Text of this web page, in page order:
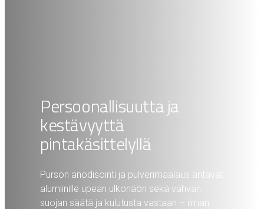
Persoonallisuutta ja
kestävyyttä
pintakäsittelyllä
Purson anodisointi ja pulverimaalaus antavat
alumiinille upean ulkonäön sekä vahvan
suojan säätä ja kulutusta vastaan – ilman